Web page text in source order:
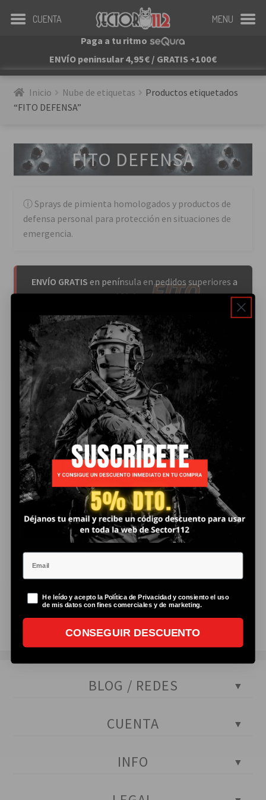
Paga a tu ritmo
ENVÍO peninsular 4,95€ / GRATIS +100€
Inicio Nube de etiquetas
Productos etiquetados
“FITO DEFENSA”
FITO DEFENSA
Sprays de pimienta homologados y productos de
defensa personal para protección en situaciones de
emergencia.
ENVÍO GRATIS en península en pedidos superiores a
100 €uros
Mostrando el único resultado
SPRAY DE PIMIENTA
FITO DEFENSA
AEROSOL
14,00€
Añ
ad
ir
al
ca
rri
Mostrando el único resultado
BLOG / REDES
Tests policialesCUENTA
INFO
CUENTA MENU
Email
Politica de privacidad
He leído y acepto la Política de Privacidad y consiento el uso
de mis datos con fines comerciales y de marketing.
CONSEGUIR DESCUENTO